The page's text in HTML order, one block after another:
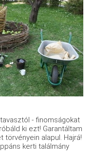
- finomságokat
ki ezt! Garantáltam
alapul. Hajrá!
kerti találmány